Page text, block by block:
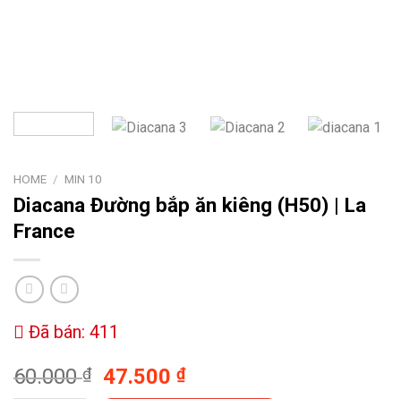
HOME / MIN 10
Diacana Đường bắp ăn kiêng (H50) | La
France
Đã bán: 411
60.000₫ 47.500₫